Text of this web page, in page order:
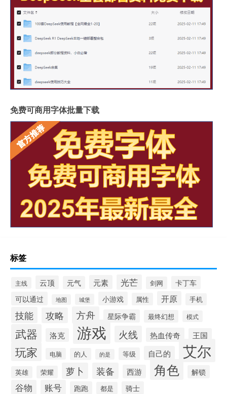
免费可商用字体批量下载
标签
主线 云顶 元气 元素 光芒 剑网 卡丁车
可以通过 地图 城堡 小游戏 属性 开原 手机
技能 攻略 方舟 星际争霸 最终幻想 模式
武器 洛克 游戏 火线 热血传奇 王国
玩家 电脑 的人 的是 等级 自己的 艾尔
英雄 荣耀 萝卜 装备 西游 角色 解锁
谷物 账号 跑跑 都是 骑士